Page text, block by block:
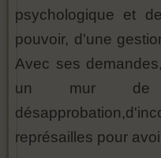
psychologique et
pouvoir, d'une
Avec ses
un mur
représailles pour